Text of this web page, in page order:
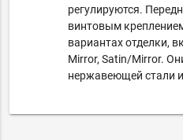
регулируются.
винтовым
вариантах отделки,
Mirror, Satin/Mirror.
нержавеющей стали